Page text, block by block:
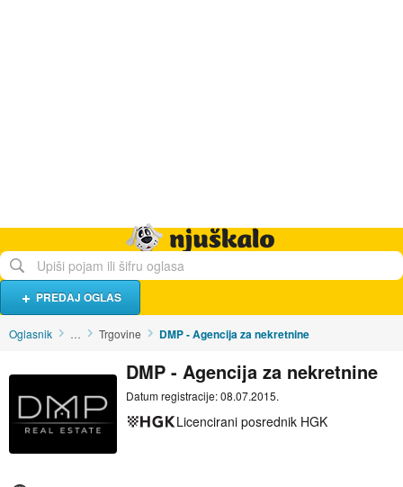
PREDAJ OGLAS
Oglasnik … Trgovine DMP - Agencija za nekretnine
DMP - Agencija za nekretnine
Datum registracije: 08.07.2015.
Licencirani posrednik HGK